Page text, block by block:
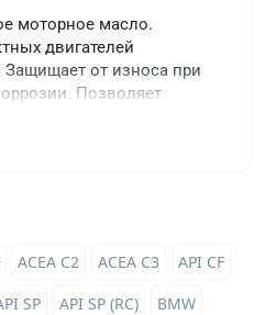
ACEA C2 ACEA C3
API CF
SP API SP (RC)
BMW
моторное масло.
двигателей
Защищает от износа при
Позволяет